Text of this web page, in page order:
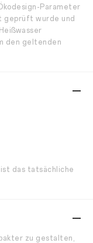
Parameter
geprüft wurde und
den geltenden
das tatsächliche
zu gestalten,